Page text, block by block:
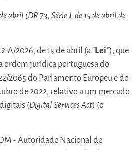
abril (DR 73, Série I, de 15 de abril de
A/2026, de 15 de abril (a “Lei”), que
ordem jurídica portuguesa do
2065 do Parlamento Europeu e do
de 2022, relativo a um mercado
(Digital Services Act) (o
- Autoridade Nacional de